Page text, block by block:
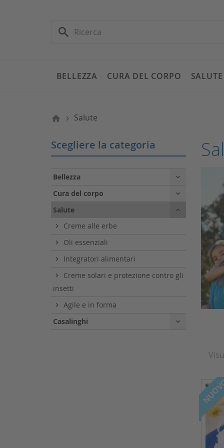
BELLEZZA CURA DEL CORPO SALUTE
Salute
Scegliere la categoria
Bellezza 
Cura del corpo 
Salute 
Creme alle erbe
Oli essenziali
Integratori alimentari
Creme solari e protezione contro gli
insetti
Agile e in forma
Casalinghi 